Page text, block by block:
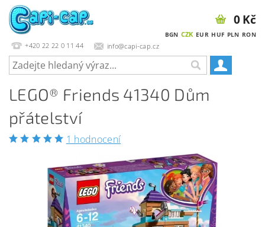
+420 22 22 0 11 44 info@capi-cap.cz
BGN CZK EUR HUF PLN RON
0 Kč
LEGO® Friends 41340 Dům
přátelství
1 hodnocení